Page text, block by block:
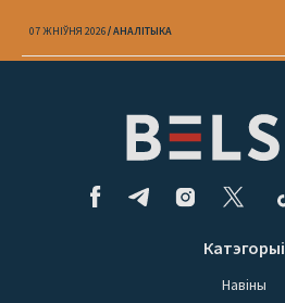
07 ЖНІЎНЯ 2026 АНАЛІТЫКА
Катэгорыі
Навіны